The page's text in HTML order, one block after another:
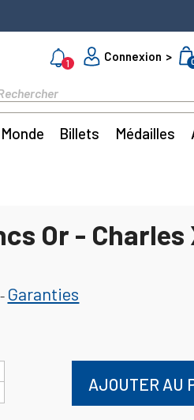
1
Connexion
Monde Billets Médailles
Or - Charles
Garanties
AJOUTER AU